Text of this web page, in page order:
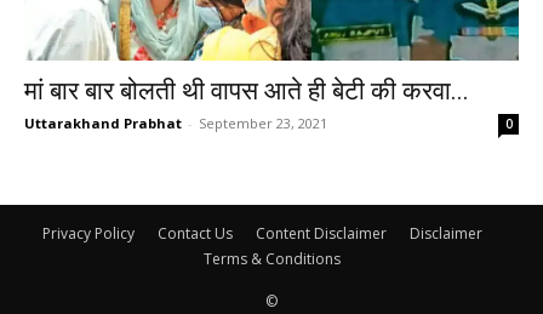
मां बार बार बोलती थी वापस आते ही बेटी की करवा...
Uttarakhand Prabhat - September 23, 2021 0
Privacy Policy Contact Us Content Disclaimer
Disclaimer
Terms & Conditions
©